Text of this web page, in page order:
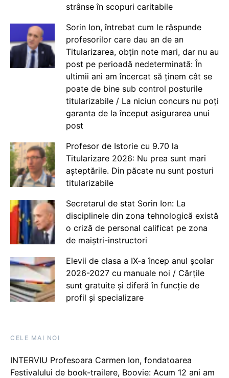
strânse în scopuri caritabile
Sorin Ion, întrebat cum le răspunde
profesorilor care dau an de an
Titularizarea, obțin note mari, dar nu au
post pe perioadă nedeterminată: În
ultimii ani am încercat să ținem cât se
poate de bine sub control posturile
titularizabile / La niciun concurs nu poți
garanta de la început asigurarea unui
post
Profesor de Istorie cu 9.70 la
Titularizare 2026: Nu prea sunt mari
așteptările. Din păcate nu sunt posturi
titularizabile
Secretarul de stat Sorin Ion: La
disciplinele din zona tehnologică există
o criză de personal calificat pe zona
de maiștri-instructori
Elevii de clasa a IX-a încep anul școlar
2026-2027 cu manuale noi / Cărțile
sunt gratuite și diferă în funcție de
profil și specializare
CELE MAI NOI
INTERVIU Profesoara Carmen Ion, fondatoarea
Festivalului de book-trailere, Boovie: Acum 12 ani am